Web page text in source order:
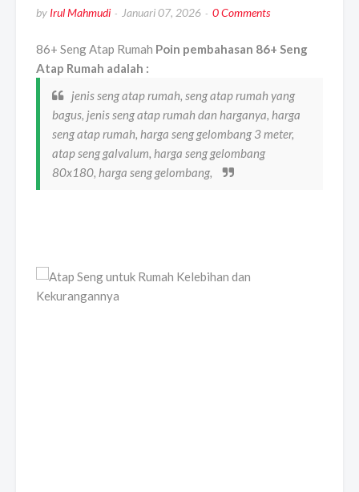
by Irul Mahmudi Januari 07, 2026 0 Comments
86+ Seng Atap Rumah Poin pembahasan 86+ Seng
Atap Rumah adalah :
jenis seng atap rumah, seng atap rumah yang
bagus, jenis seng atap rumah dan harganya, harga
seng atap rumah, harga seng gelombang 3 meter,
atap seng galvalum, harga seng gelombang
80x180, harga seng gelombang,